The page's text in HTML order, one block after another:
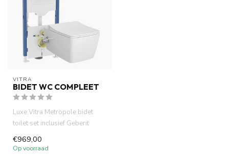
VITRA
BIDET WC COMPLEET
Luxe Vitra Metropole bidet
toilet set inclusief Geberit
UP320 inbouwreservoir mo...
€969,00
Op voorraad